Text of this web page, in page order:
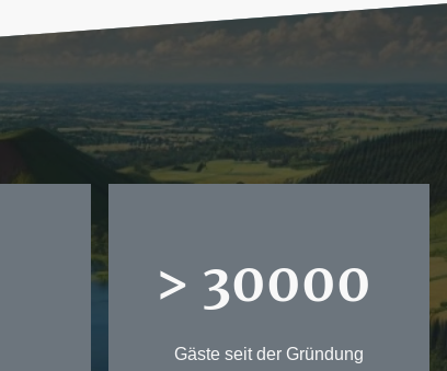
> 30000
Gäste seit der Gründung